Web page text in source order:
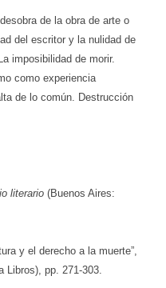
desobra de la obra de arte o
del escritor y la nulidad de
imposibilidad de morir.
como experiencia
de lo común. Destrucción
literario (Buenos Aires:
y el derecho a la muerte”,
Libros), pp. 271-303.